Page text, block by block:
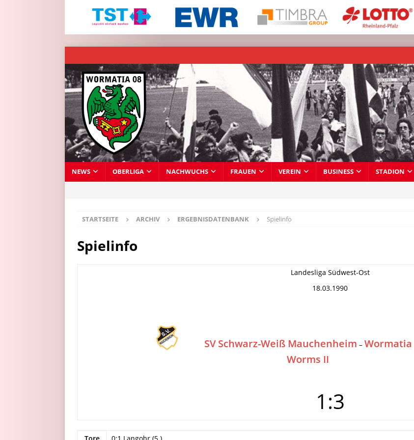
NEWS OBERLIGA NACHWUCHS FRAUEN VEREIN BUSINESS STADION
STARTSEITE ARCHIV ERGEBNISDATENBANK Spielinfo
Spielinfo
Landesliga Südwest-Ost
18.03.1990
SV Schwarz-Weiß Mauchenheim – Wormatia
Worms II
1:3